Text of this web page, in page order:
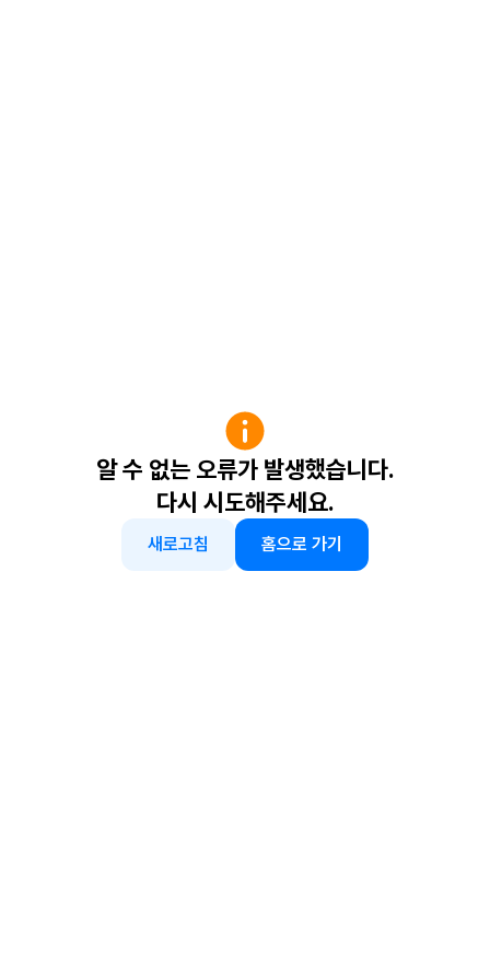
알 수 없는 오류가 발생했습니다.
다시 시도해주세요.
새로고침 홈으로 가기